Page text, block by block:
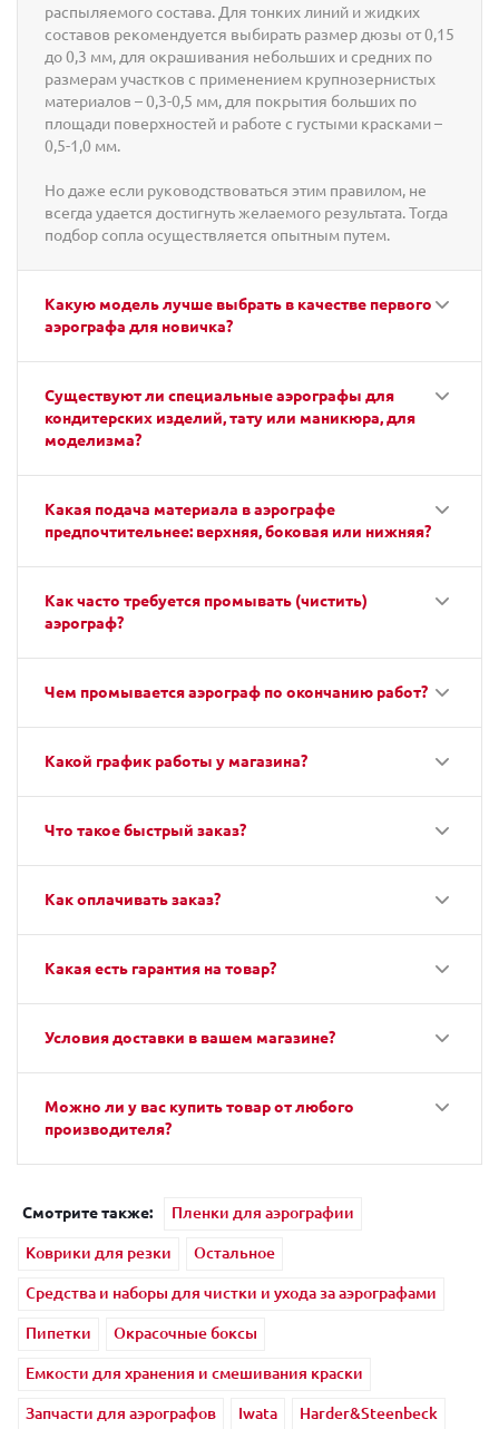
распыляемого состава. Для тонких линий и жидких
составов рекомендуется выбирать размер дюзы от 0,15
до 0,3 мм, для окрашивания небольших и средних по
размерам участков с применением крупнозернистых
материалов – 0,3-0,5 мм, для покрытия больших по
площади поверхностей и работе с густыми красками –
0,5-1,0 мм.
Но даже если руководствоваться этим правилом, не
всегда удается достигнуть желаемого результата. Тогда
подбор сопла осуществляется опытным путем.
Какую модель лучше выбрать в качестве первого
аэрографа для новичка?
Существуют ли специальные аэрографы для
кондитерских изделий, тату или маникюра, для
моделизма?
Какая подача материала в аэрографе
предпочтительнее: верхняя, боковая или нижняя?
Как часто требуется промывать (чистить)
аэрограф?
Чем промывается аэрограф по окончанию работ?
Какой график работы у магазина?
Что такое быстрый заказ?
Как оплачивать заказ?
Какая есть гарантия на товар?
Условия доставки в вашем магазине?
Можно ли у вас купить товар от любого
производителя?
Смотрите также:
Пленки для аэрографии
Коврики для резки
Остальное
Средства и наборы для чистки и ухода за аэрографами
Пипетки
Окрасочные боксы
Емкости для хранения и смешивания краски
Запчасти для аэрографов
Iwata
Harder&Steenbeck